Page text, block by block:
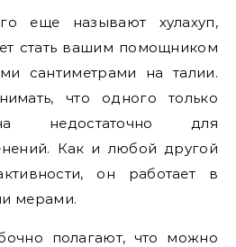
еще называют хулахуп,
стать вашим помощником
сантиметрами на талии.
что одного только
недостаточно для
Как и любой другой
он работает в
мерами.
полагают, что можно